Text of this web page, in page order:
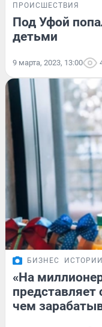
ПРОИСШЕСТВИЯ
Под Уфой
детьми
9 марта, 2023, 13:00
БИЗНЕС ИСТОРИИ
«На
чем